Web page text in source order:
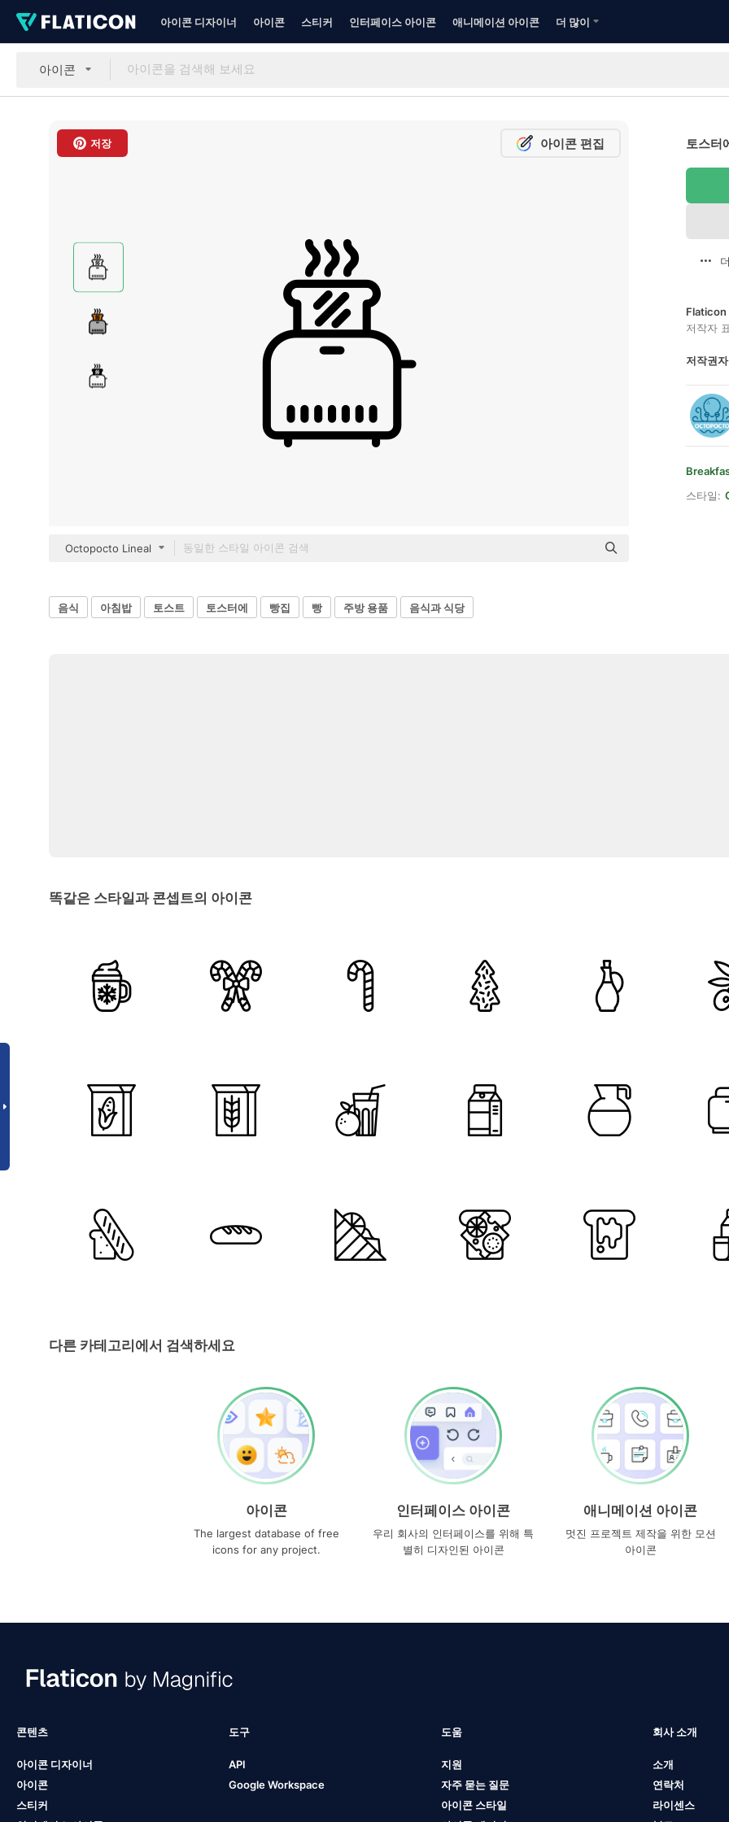
아이콘 디자이너 아이콘 스티커 인터페이스 아이콘 애니메이션 아이콘 더 많이
아이콘
저장 아이콘 편집
Octopocto Lineal
토스터
Flaticon
저작자
저작권
스타일:
음식 아침밥 토스트 토스터에 빵집 빵 주방 용품 음식과 식당
똑같은 스타일과 콘셉트의 아이콘
다른 카테고리에서 검색하세요
아이콘
The largest database of free
icons for any project.
인터페이스 아이콘
우리 회사의 인터페이스를 위해 특
별히 디자인된 아이콘
애니메이션 아이콘
멋진 프로젝트 제작을 위한 모션
아이콘
콘텐츠
아이콘 디자이너
아이콘
스티커
도구
API
Google Workspace
도움
지원
자주 묻는 질문
아이콘 스타일
회사 소개
소개
연락처
라이센스